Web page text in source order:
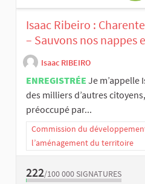
Isaac Ribeiro :
– Sauvons nos nappes
Isaac RIBEIRO
ENREGISTRÉE Je m’appelle
des milliers d’autres
préoccupé par...
Commission du
l’aménagement du territoire
222/100 000 SIGNATURES